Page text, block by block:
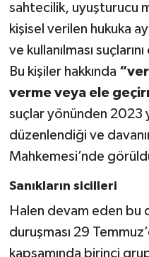
sahtecilik, uyuşturucu
kişisel verilen hukuka
ve kullanılması
Bu kişiler hakkında
verme veya ele
suçlar yönünden 2023
düzenlendiği ve
Mahkemesi’nde
Sanıkların sicilleri
Halen devam eden bu
duruşması 29
kapsamında birinci